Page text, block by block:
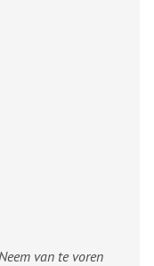
van te voren